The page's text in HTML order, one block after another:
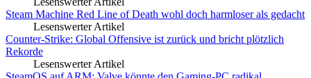
Steam Machine Red Line of Death wohl doch harmloser als gedacht
Lesenswerter Artikel
Counter-Strike: Global Offensive ist zurück und bricht plötzlich
Rekorde
Lesenswerter Artikel